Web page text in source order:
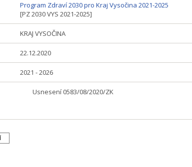
Program Zdraví 2030 pro Kraj Vysočina 2021-2025
[PZ 2030 VYS 2021-2025]
KRAJ VYSOČINA
22.12.2020
2021 - 2026
Usnesení 0583/08/2020/ZK